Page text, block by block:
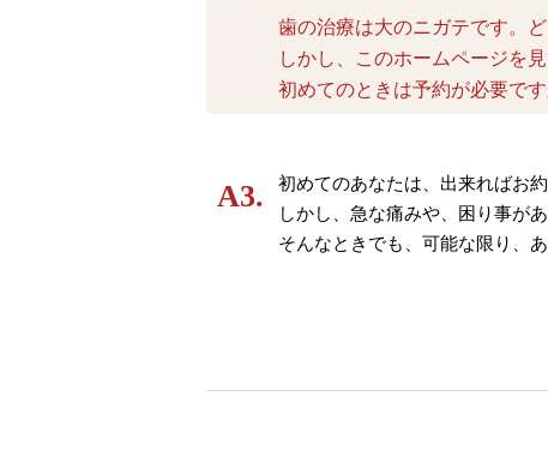
歯の治療は大のニガテです。
しかし、このホームページを
初めてのときは予約が必要で
初めてのあなたは、出来ればお
しかし、急な痛みや、困り事が
そんなときでも、可能な限り、